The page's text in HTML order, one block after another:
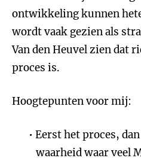
ontwikkeling kunnen
wordt vaak gezien als
Van den Heuvel zien dat
proces is.
Hoogtepunten voor mij:
Eerst het proces,
waarheid waar veel